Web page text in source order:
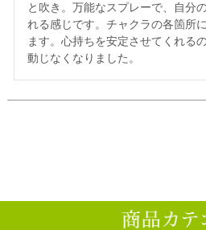
と吹き。万能なスプレーで、自分
れる感じです。チャクラの各箇所
ます。心持ちを安定させてくれる
動じなくなりました。